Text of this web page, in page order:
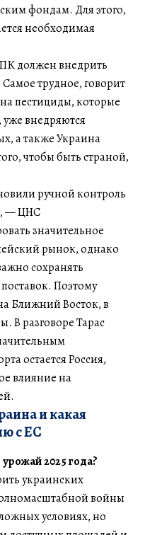
фондам. Для этого,
необходимая
должен внедрить
трудное, говорит
пестициды, которые
уже внедряются
а также Украина
чтобы быть страной,
ручной контроль
— ЦНС
значительное
рынок, однако
сохранять
Поэтому
Ближний Восток, в
В разговоре Тарас
остается Россия,
влияние на
и какая
с ЕС
2025 года?
украинских
войны
условиях, но